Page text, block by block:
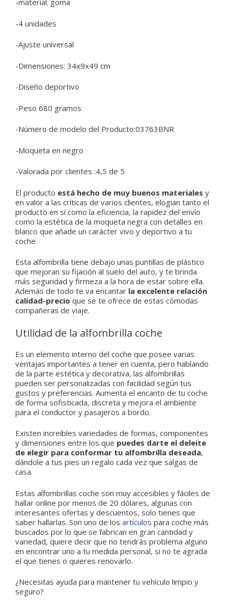
-material: goma
-4 unidades
-Ajuste universal
-Dimensiones: 34x9x49 cm
-Diseño deportivo
-Peso 680 gramos
-Número de modelo del Producto:03763BNR
-Moqueta en negro
-Valorada por clientes :4,5 de 5
El producto está hecho de muy buenos materiales y
en valor a las críticas de varios clientes, elogian tanto el
producto en sí como la eficiencia, la rapidez del envío
como la estética de la moqueta negra con detalles en
blanco que añade un carácter vivo y deportivo a tu
coche
Esta alfombrilla tiene debajo unas puntillas de plástico
que mejoran su fijación al suelo del auto, y te brinda
más seguridad y firmeza a la hora de estar sobre ella.
Además de todo te va encantar la excelente relación
calidad-precio que se te ofrece de estas cómodas
compañeras de viaje.
Utilidad de la alfombrilla coche
Es un elemento interno del coche que posee varias
ventajas importantes a tener en cuenta, pero hablando
de la parte estética y decorativa, las alfombrillas
pueden ser personalizadas con facilidad según tus
gustos y preferencias. Aumenta el encanto de tu coche
de forma sofisticada, discreta y mejora el ambiente
para el conductor y pasajeros a bordo.
Existen increíbles variedades de formas, componentes
y dimensiones entre los que puedes darte el deleite
de elegir para conformar tu alfombrilla deseada,
dándole a tus pies un regalo cada vez que salgas de
casa.
Estas alfombrillas coche son muy accesibles y fáciles de
hallar online por menos de 20 dólares, algunas con
interesantes ofertas y descuentos, solo tienes que
saber hallarlas. Son uno de los artículos para coche más
buscados por lo que se fabrican en gran cantidad y
variedad, quiere decir que no tendrás problema alguno
en encontrar uno a tu medida personal, si no te agrada
el que tienes o quieres renovarlo.
¿Necesitas ayuda para mantener tu vehículo limpio y
seguro?